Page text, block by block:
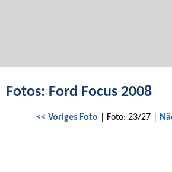
Fotos: Ford Focus 2008
<< Voriges Foto | Foto: 23/27 |